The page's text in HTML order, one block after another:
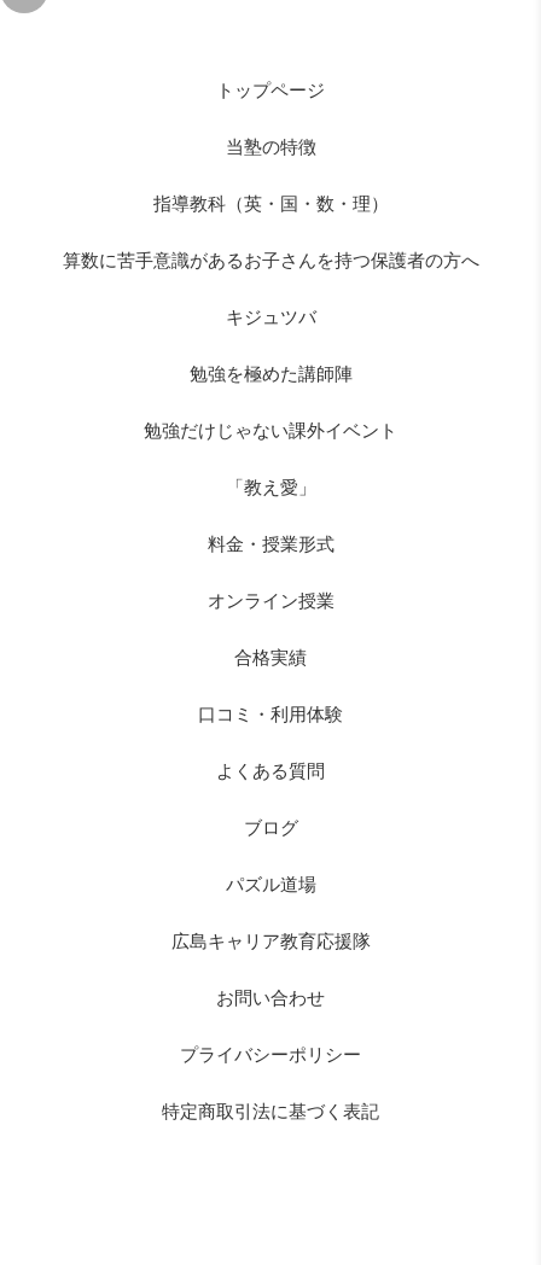
トップページ
当塾の特徴
指導教科（英・国・数・理）
算数に苦手意識があるお子さんを持つ保護者の方へ
キジュツバ
勉強を極めた講師陣
勉強だけじゃない課外イベント
「教え愛」
料金・授業形式
オンライン授業
合格実績
口コミ・利用体験
よくある質問
ブログ
パズル道場
広島キャリア教育応援隊
お問い合わせ
プライバシーポリシー
特定商取引法に基づく表記